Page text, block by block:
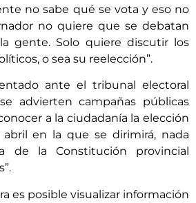
no sabe qué se vota y eso no
no quiere que se debatan
gente. Solo quiere discutir los
o sea su reelección”.
ante el tribunal electoral
advierten campañas públicas
a la ciudadanía la elección
en la que se dirimirá, nada
de la Constitución provincial
es posible visualizar información